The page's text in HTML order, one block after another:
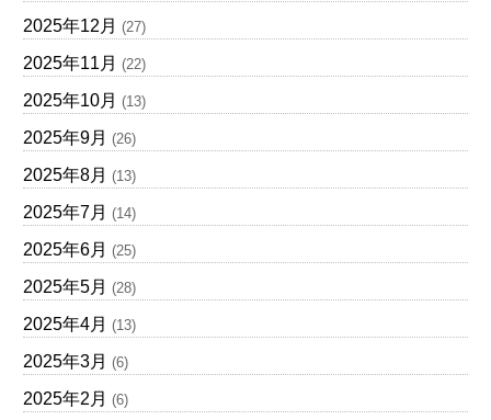
2025年12月 (27)
2025年11月 (22)
2025年10月 (13)
2025年9月 (26)
2025年8月 (13)
2025年7月 (14)
2025年6月 (25)
2025年5月 (28)
2025年4月 (13)
2025年3月 (6)
2025年2月 (6)